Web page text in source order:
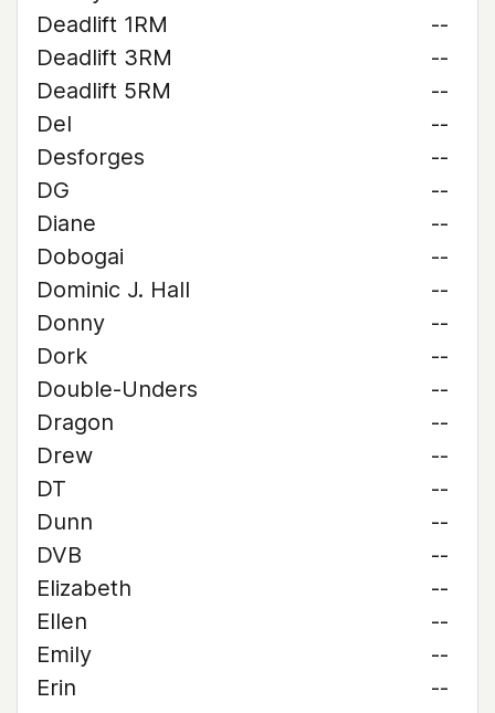
Deadlift 1RM
--
Deadlift 3RM
--
Deadlift 5RM
--
Del
--
Desforges
--
DG
--
Diane
--
Dobogai
--
Dominic J. Hall
--
Donny
--
Dork
--
Double-Unders
--
Dragon
--
Drew
--
DT
--
Dunn
--
DVB
--
Elizabeth
--
Ellen
--
Emily
--
Erin
--